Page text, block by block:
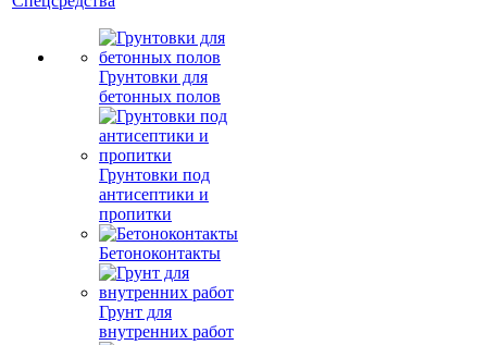
Грунтовки для
бетонных полов
Грунтовки под
антисептики и
пропитки
Бетоноконтакты
Грунт для
внутренних работ